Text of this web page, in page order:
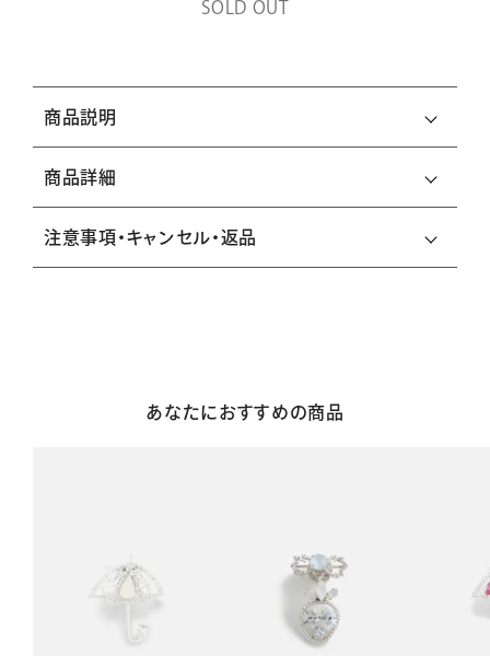
SOLD OUT
商品説明
商品詳細
注意事項・キャンセル・返品
あなたにおすすめの商品